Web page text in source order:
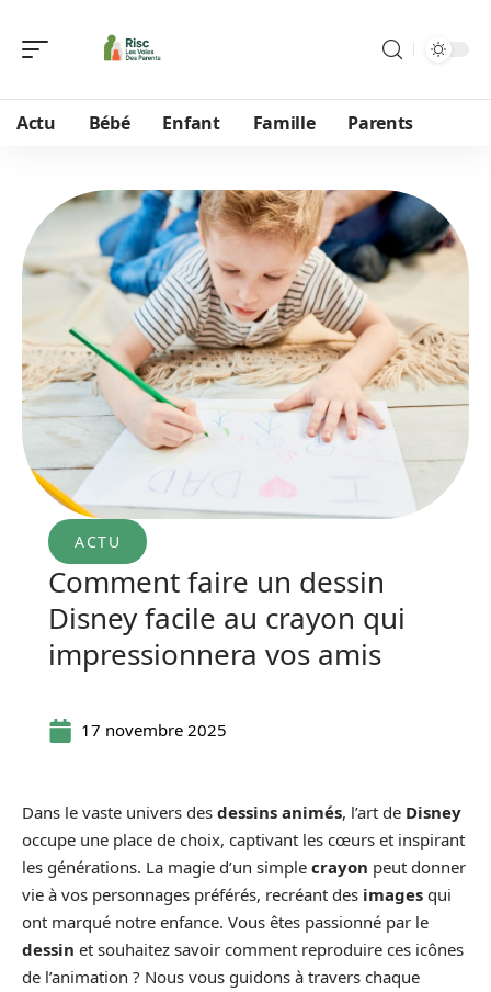
Actu Bébé Enfant Famille Parents
ACTU
Comment faire un dessin
Disney facile au crayon qui
impressionnera vos amis
17 novembre 2025
Dans le vaste univers des dessins animés, l’art de Disney
occupe une place de choix, captivant les cœurs et inspirant
les générations. La magie d’un simple crayon peut donner
vie à vos personnages préférés, recréant des images qui
ont marqué notre enfance. Vous êtes passionné par le
dessin et souhaitez savoir comment reproduire ces icônes
de l’animation ? Nous vous guidons à travers chaque